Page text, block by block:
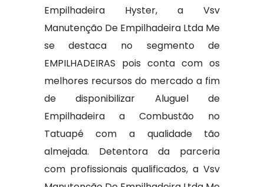
Empilhadeira Hyster, a Vsv
Manutenção De Empilhadeira Ltda Me
se destaca no segmento de
EMPILHADEIRAS pois conta com os
melhores recursos do mercado a fim
de disponibilizar Aluguel de
Empilhadeira a Combustão no
Tatuapé com a qualidade tão
almejada. Detentora da parceria
com profissionais qualificados, a Vsv